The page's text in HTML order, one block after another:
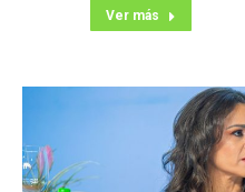
Ver más